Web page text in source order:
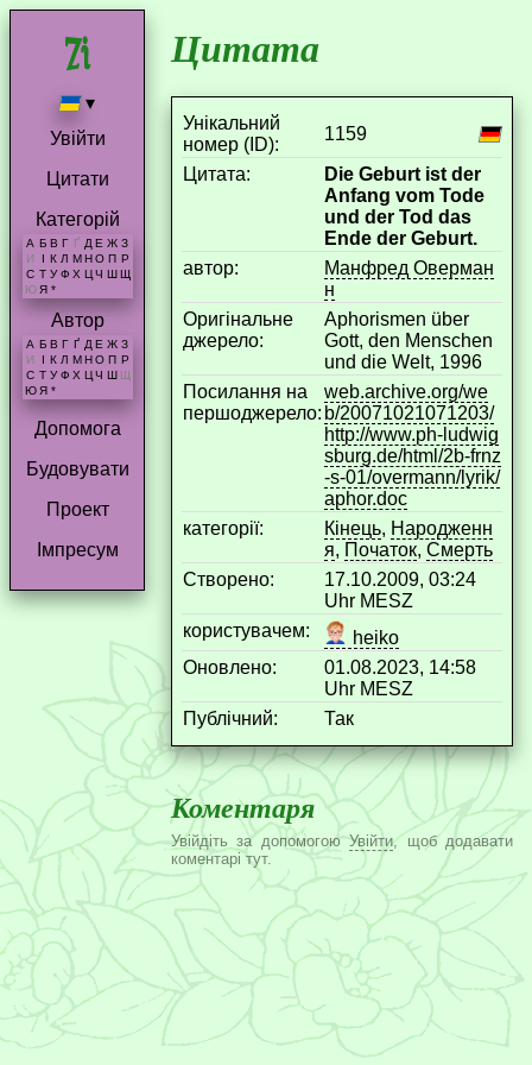
▾
Увійти
Цитати
Категорій
А Б В Г Ґ Д Е Ж З
И
І К Л М Н О П Р
С Т У Ф Х Ц Ч Ш Щ
Ю Я *
Автор
А Б В Г Ґ Д Е Ж З
И
К Л М Н О П Р
С Т У Ф Х Ц Ч Ш Щ
Ю Я *
Допомога
Будовувати
Проект
Імпресум
Цитата
Унікальний
номер (ID):
1159
Цитата:
Die Geburt ist der
Anfang vom Tode
und der Tod das
Ende der Geburt.
aвтор:
Манфред Оверман
н
Оригінальне
джерело:
Aphorismen über
Gott, den Menschen
und die Welt, 1996
Посилання на
першоджерело:
web.archive.org/we
b/20071021071203/
http://www.ph-ludwig
sburg.de/html/2b-frnz
-s-01/overmann/lyrik/
aphor.doc
категорії:
Кінець, Народженн
я, Початок, Смерть
Створено:
17.10.2009, 03:24
Uhr MESZ
користувачем:
heiko
Оновлено:
01.08.2023, 14:58
Uhr MESZ
Публічний:
Так
Коментаря
Увійдіть за допомогоюУвійти, щоб додавати
коментарі тут.